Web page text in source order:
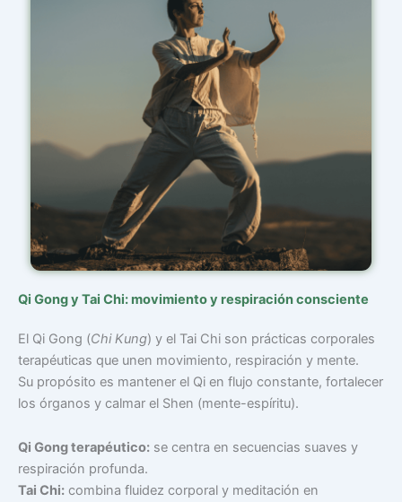
Qi Gong y Tai Chi: movimiento y respiración consciente
El Qi Gong (Chi Kung) y el Tai Chi son prácticas corporales
terapéuticas que unen movimiento, respiración y mente.
Su propósito es mantener el Qi en flujo constante, fortalecer
los órganos y calmar el Shen (mente-espíritu).
Qi Gong terapéutico: se centra en secuencias suaves y
respiración profunda.
Tai Chi: combina fluidez corporal y meditación en